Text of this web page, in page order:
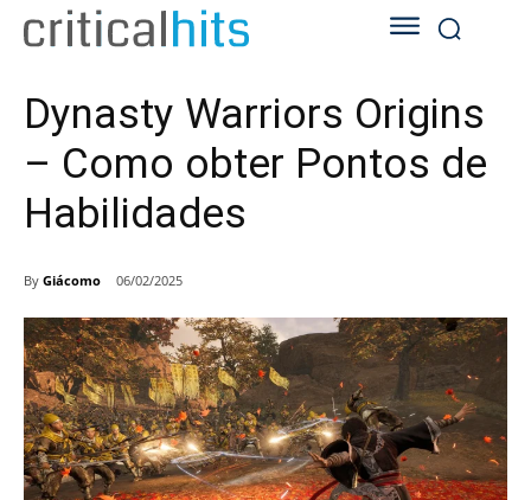
Dynasty Warriors Origins
– Como obter Pontos de
Habilidades
By Giácomo 06/02/2025